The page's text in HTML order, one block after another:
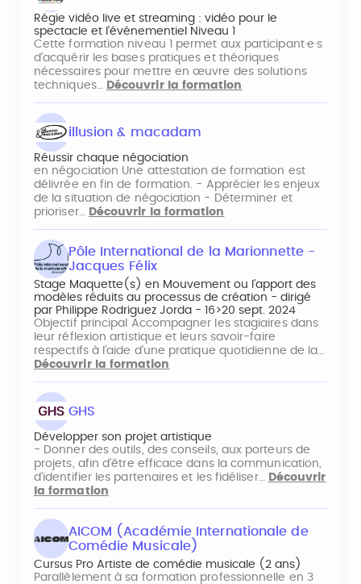
Régie vidéo live et streaming : vidéo pour le
spectacle et l’événementiel Niveau 1
Cette formation niveau 1 permet aux participant·e·s
d'acquérir les bases pratiques et théoriques
nécessaires pour mettre en œuvre des solutions
techniques…
Découvrir la formation
illusion & macadam
Réussir chaque négociation
en négociation Une attestation de formation est
délivrée en fin de formation. - Apprécier les enjeux
de la situation de négociation - Déterminer et
prioriser… Découvrir la formation
Pôle International de la Marionnette -
Jacques Félix
Stage Maquette(s) en Mouvement ou l’apport des
modèles réduits au processus de création - dirigé
par Philippe Rodriguez Jorda - 16>20 sept. 2024
Objectif principal Accompagner les stagiaires dans
leur réflexion artistique et leurs savoir-faire
respectifs à l'aide d'une pratique quotidienne de la…
Découvrir la formation
GHS
Développer son projet artistique
- Donner des outils, des conseils, aux porteurs de
projets, afin d’être efficace dans la communication,
d’identifier les partenaires et les fidéliser… Découvrir
la formation
AICOM (Académie Internationale de
Comédie Musicale)
Cursus Pro Artiste de comédie musicale (2 ans)
Parallèlement à sa formation professionnelle en 3